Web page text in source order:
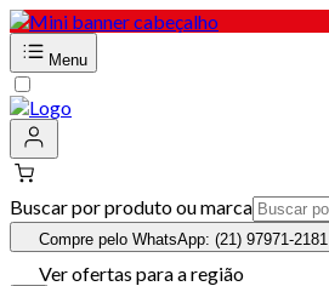
Menu
Buscar por produto ou marca
Compre pelo WhatsApp: (21) 97971-2181
Ver ofertas para a região